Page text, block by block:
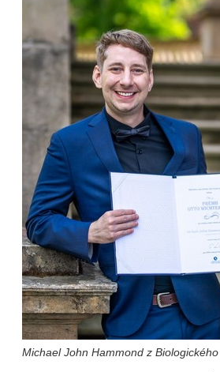
Michael John Hammond z